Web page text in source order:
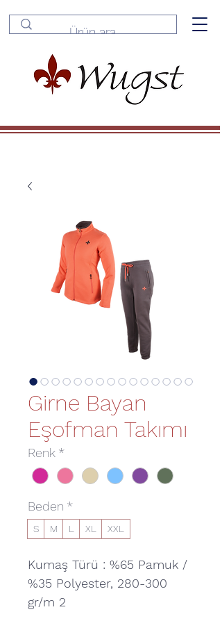
Girne Bayan
Eşofman Takımı
Renk *
Beden *
S M L XL XXL
Kumaş Türü : %65 Pamuk /
%35 Polyester, 280-300
gr/m 2